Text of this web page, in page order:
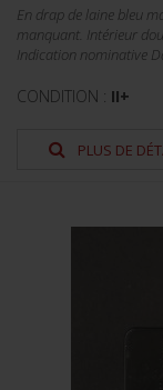
En drap de laine bleu
manquant. Intérieur
Indication nominative
CONDITION : II+
PLUS DE